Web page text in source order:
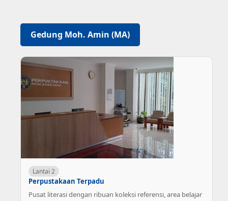
Gedung Moh. Amin (MA)
Lantai 2
Perpustakaan Terpadu
Pusat literasi dengan ribuan koleksi referensi, area belajar